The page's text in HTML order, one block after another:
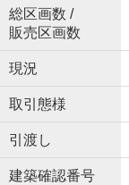
総区画数 /
販売区画数
現況
取引態様
引渡し
建築確認番号